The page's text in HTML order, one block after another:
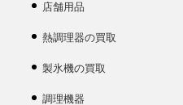
店舗用品
熱調理器の買取
製氷機の買取
調理機器